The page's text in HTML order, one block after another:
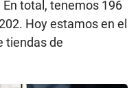
total, tenemos 196
Hoy estamos en el
tiendas de